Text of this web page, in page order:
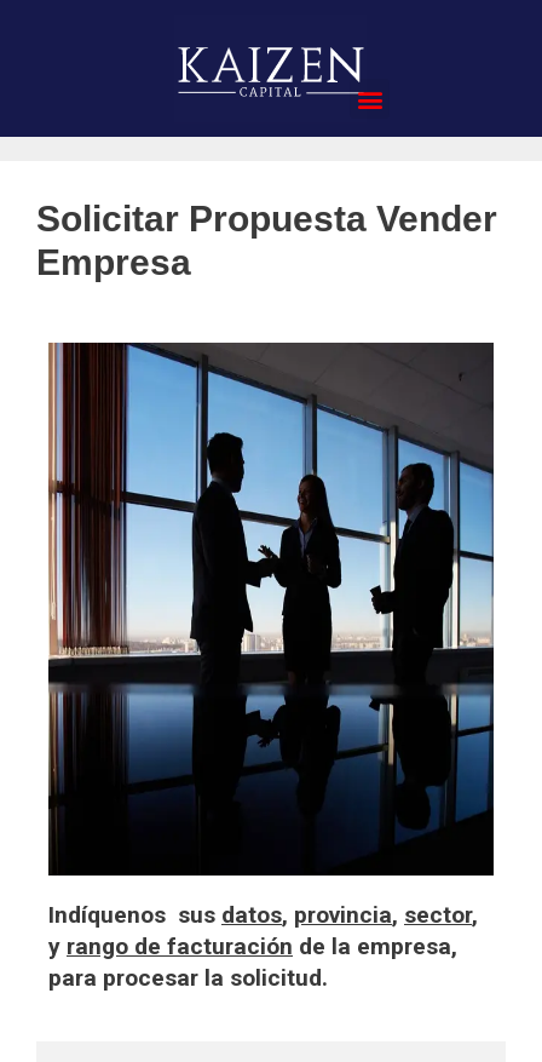
Solicitar Propuesta Vender
Empresa
Indíquenos sus datos, provincia, sector,
y rango de facturación de la empresa,
para procesar la solicitud.